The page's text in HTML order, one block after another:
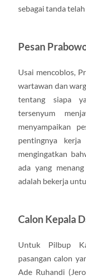
sebagai tanda
Pesan
Usai mencoblos,
wartawan dan
tentang siapa
tersenyum
menyampaikan
pentingnya
mengingatkan
ada yang
adalah bekerja
Calon Kepala
Untuk Pilbup
pasangan calon
Ade Ruhandi